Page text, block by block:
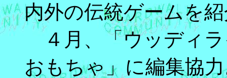
内外の伝統ゲームを
４月、「ウッディ
おもちゃ」に編集協